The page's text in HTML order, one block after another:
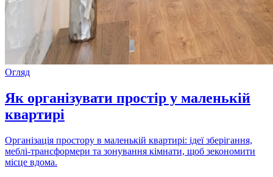
Огляд
Як організувати простір у маленькій
квартирі
Організація простору в маленькій квартирі: ідеї зберігання,
меблі-трансформери та зонування кімнати, щоб зекономити
місце вдома.